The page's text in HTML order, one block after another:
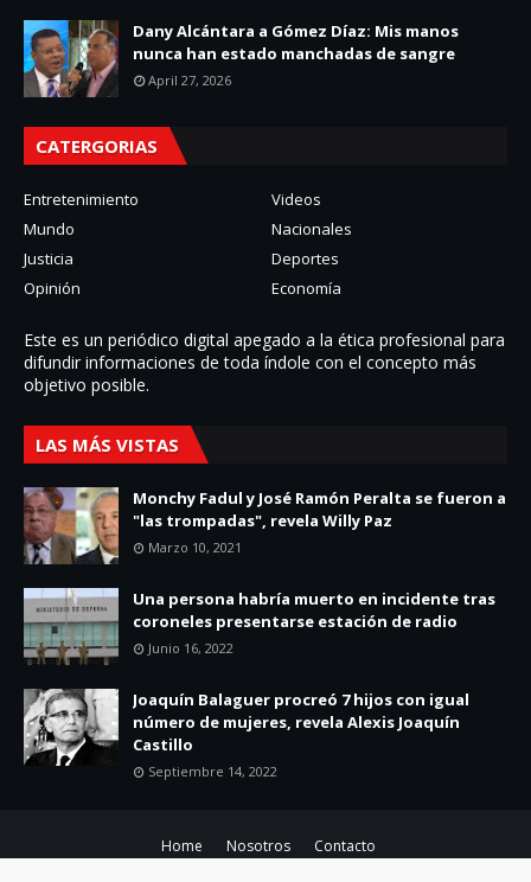
Dany Alcántara a Gómez Díaz: Mis manos
nunca han estado manchadas de sangre
April 27, 2026
CATERGORIAS
Entretenimiento
Videos
Mundo
Nacionales
Justicia
Deportes
Opinión
Economía
Este es un periódico digital apegado a la ética profesional para
difundir informaciones de toda í­ndole con el concepto más
objetivo posible.
LAS MÁS VISTAS
Monchy Fadul y José Ramón Peralta se fueron a
"las trompadas", revela Willy Paz
Marzo 10, 2021
Una persona habría muerto en incidente tras
coroneles presentarse estación de radio
Junio 16, 2022
Joaquín Balaguer procreó 7 hijos con igual
número de mujeres, revela Alexis Joaquín
Castillo
Septiembre 14, 2022
Home Nosotros
Contacto